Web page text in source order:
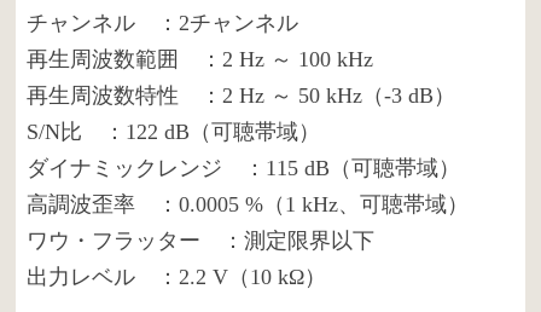
チャンネル ：2チャンネル
再生周波数範囲 ：2 Hz ～ 100 kHz
再生周波数特性 ：2 Hz ～ 50 kHz（-3 dB）
S/N比 ：122 dB（可聴帯域）
ダイナミックレンジ ：115 dB（可聴帯域）
高調波歪率 ：0.0005 %（1 kHz、可聴帯域）
ワウ・フラッター ：測定限界以下
出力レベル ：2.2 V（10 kΩ）